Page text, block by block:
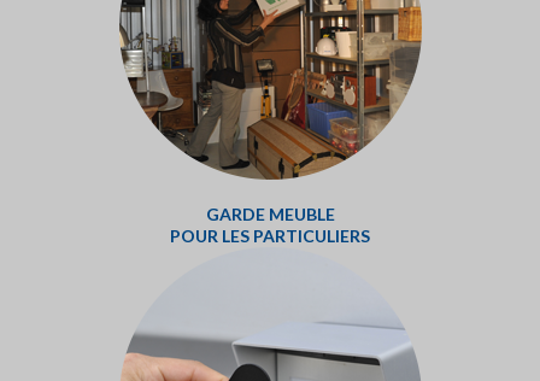
GARDE MEUBLE
POUR LES PARTICULIERS